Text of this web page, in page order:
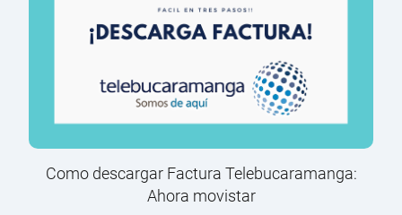
Como descargar Factura Telebucaramanga:
Ahora movistar